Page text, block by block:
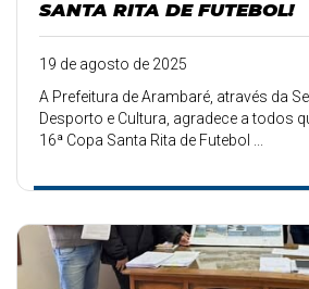
SANTA RITA DE FUTEBOL!
19 de agosto de 2025
A Prefeitura de Arambaré, através da
Desporto e Cultura, agradece a todos
16ª Copa Santa Rita de Futebol ...